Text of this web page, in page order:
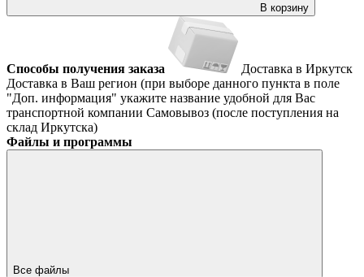
В корзину
Способы получения заказа
Доставка в Иркутск
Доставка в Ваш регион (при выборе данного пункта в поле
"Доп. информация" укажите название удобной для Вас
транспортной компании Самовывоз (после поступления на
склад Иркутска)
Файлы и программы
Все файлы